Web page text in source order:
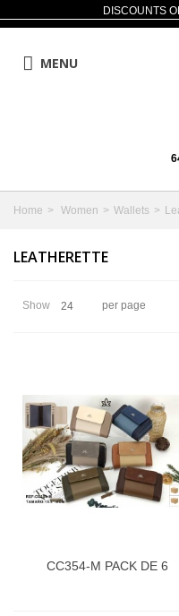
DISCOUNTS
MENU
Home > Women > Wallets >
LEATHERETTE
Show 24 per page
CC354-M PACK DE 6